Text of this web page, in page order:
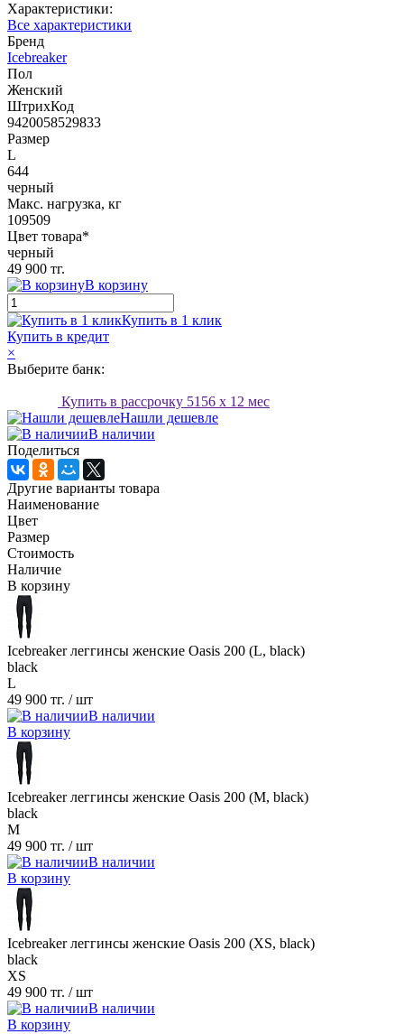
Характеристики:
Все характеристики
Бренд
Icebreaker
Пол
Женский
ШтрихКод
9420058529833
Размер
L
644
черный
Макс. нагрузка, кг
109509
Цвет товара*
черный
49 900 тг.
В корзину
Купить в 1 клик
Купить в кредит
×
Выберите банк:
Купить в рассрочку 5156 x 12 мес
Нашли дешевле
В наличии
Поделиться
Другие варианты товара
Наименование
Цвет
Размер
Стоимость
Наличие
В корзину
Icebreaker леггинсы женские Oasis 200 (L, black)
black
L
49 900 тг. / шт
В наличии
В корзину
Icebreaker леггинсы женские Oasis 200 (M, black)
black
M
49 900 тг. / шт
В наличии
В корзину
Icebreaker леггинсы женские Oasis 200 (XS, black)
black
XS
49 900 тг. / шт
В наличии
В корзину